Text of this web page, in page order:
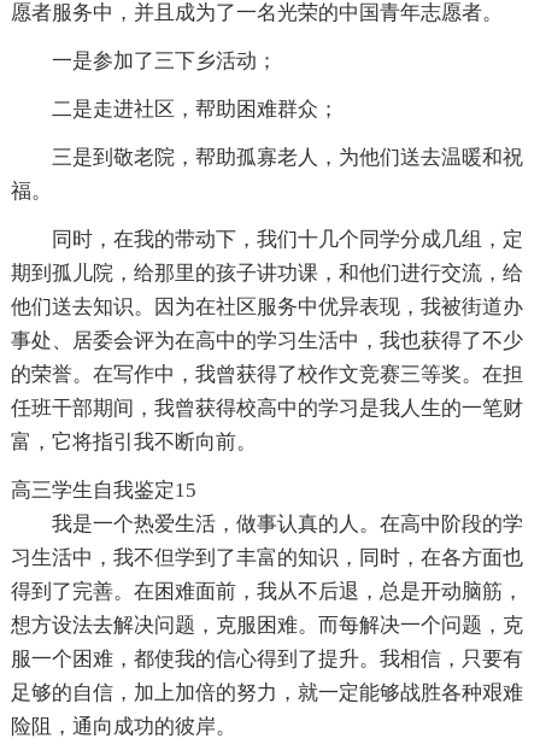
愿者服务中，并且成为了一名光荣的中国青年志愿者。
一是参加了三下乡活动；
二是走进社区，帮助困难群众；
三是到敬老院，帮助孤寡老人，为他们送去温暖和祝
福。
同时，在我的带动下，我们十几个同学分成几组，定
期到孤儿院，给那里的孩子讲功课，和他们进行交流，给
他们送去知识。因为在社区服务中优异表现，我被街道办
事处、居委会评为在高中的学习生活中，我也获得了不少
的荣誉。在写作中，我曾获得了校作文竞赛三等奖。在担
任班干部期间，我曾获得校高中的学习是我人生的一笔财
富，它将指引我不断向前。
高三学生自我鉴定15
我是一个热爱生活，做事认真的人。在高中阶段的学
习生活中，我不但学到了丰富的知识，同时，在各方面也
得到了完善。在困难面前，我从不后退，总是开动脑筋，
想方设法去解决问题，克服困难。而每解决一个问题，克
服一个困难，都使我的信心得到了提升。我相信，只要有
足够的自信，加上加倍的努力，就一定能够战胜各种艰难
险阻，通向成功的彼岸。